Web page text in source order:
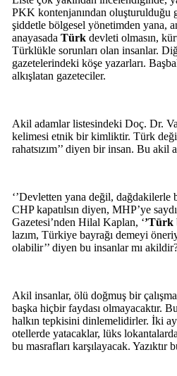
PKK kontenjanından oluşturulduğu
şiddetle bölgesel yönetimden yana,
anayasada Türkdevleti olmasın,
Türklükle sorunları olan insanlar.
gazetelerindeki köşe yazarları.
alkışlatan gazeteciler.
Akil adamlar listesindeki Doç. Dr.
kelimesi etnik bir kimliktir. Türk
rahatsızım’’ diyen bir insan. Bu akil
‘’Devletten yana değil, dağdakilerle
CHP kapatılsın diyen, MHP’ye
Gazetesi’nden Hilal Kaplan, ‘’Türk
lazım, Türkiye bayrağı demeyi
olabilir’’ diyen bu insanlar mı
Akil insanlar, ölü doğmuş bir
başka hiçbir faydası olmayacaktır.
halkın tepkisini dinlemelidirler. İki ay
otellerde yatacaklar, lüks
bu masrafları karşılayacak. Yazıktır